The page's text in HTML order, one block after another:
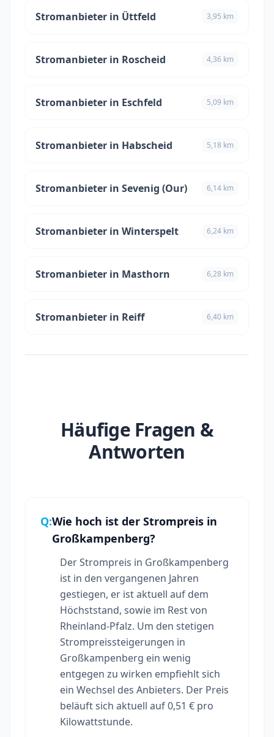
Stromanbieter in Üttfeld 3,95 km
Stromanbieter in Roscheid 4,36 km
Stromanbieter in Eschfeld 5,09 km
Stromanbieter in Habscheid 5,18 km
Stromanbieter in Sevenig (Our) 6,14 km
Stromanbieter in Winterspelt 6,24 km
Stromanbieter in Masthorn 6,28 km
Stromanbieter in Reiff 6,40 km
Häufige Fragen &
Antworten
Q:Wie hoch ist der Strompreis in
Großkampenberg?
Der Strompreis in Großkampenberg
ist in den vergangenen Jahren
gestiegen, er ist aktuell auf dem
Höchststand, sowie im Rest von
Rheinland-Pfalz. Um den stetigen
Strompreissteigerungen in
Großkampenberg ein wenig
entgegen zu wirken empfiehlt sich
ein Wechsel des Anbieters. Der Preis
beläuft sich aktuell auf 0,51 € pro
Kilowattstunde.